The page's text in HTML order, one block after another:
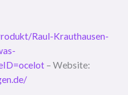
Raul-Krauthausen-
– Website: